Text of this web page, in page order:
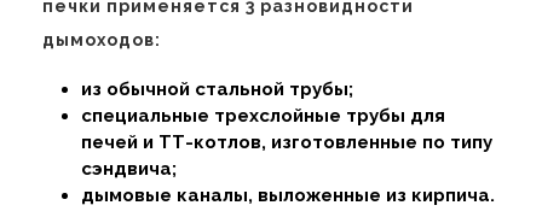
печки применяется 3 разновидности
дымоходов:
из обычной стальной трубы;
специальные трехслойные трубы для
печей и ТТ-котлов, изготовленные по типу
сэндвича;
дымовые каналы, выложенные из кирпича.